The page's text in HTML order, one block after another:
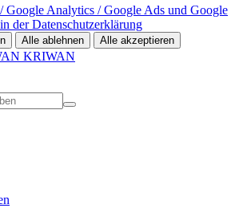
Google Analytics / Google Ads und Google
der Datenschutzerklärung
Alle ablehnen
Alle akzeptieren
KRIWAN